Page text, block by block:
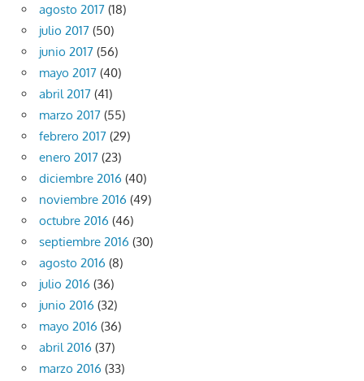
agosto 2017 (18)
julio 2017 (50)
junio 2017 (56)
mayo 2017 (40)
abril 2017 (41)
marzo 2017 (55)
febrero 2017 (29)
enero 2017 (23)
diciembre 2016 (40)
noviembre 2016 (49)
octubre 2016 (46)
septiembre 2016 (30)
agosto 2016 (8)
julio 2016 (36)
junio 2016 (32)
mayo 2016 (36)
abril 2016 (37)
marzo 2016 (33)